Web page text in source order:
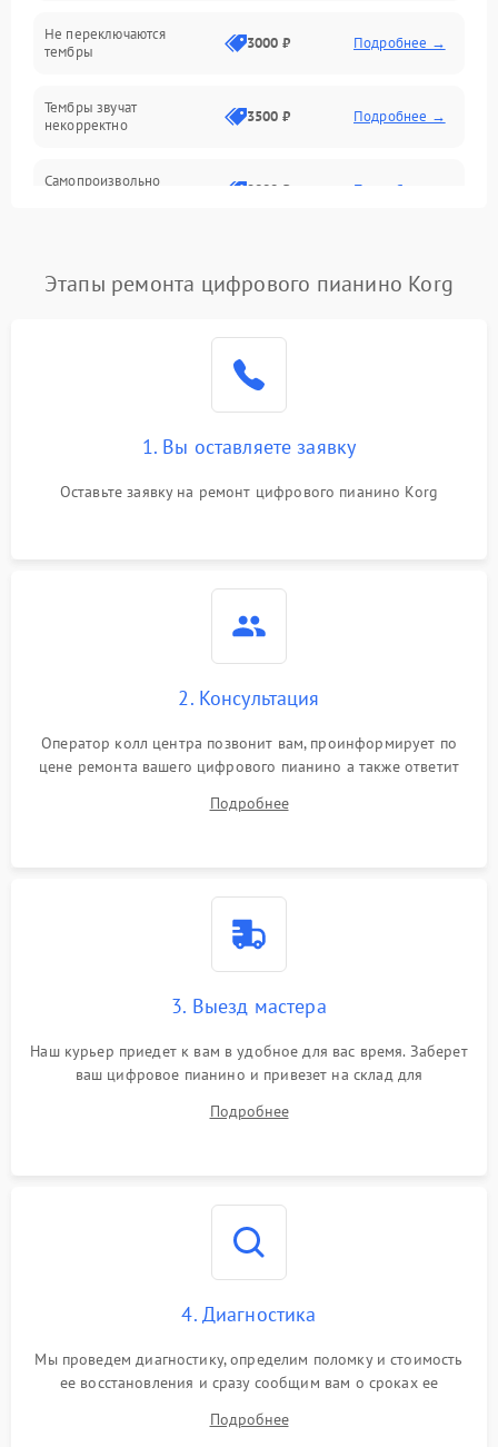
Аудио
Оптика
Не переключаются
тембры
3000 ₽ Подробнее →
Тембры звучат
некорректно
3500 ₽ Подробнее →
Самопроизвольно
2800 ₽ Подробнее →
Этапы ремонта цифрового пианино Korg
1. Вы оставляете заявку
Оставьте заявку на ремонт цифрового пианино Korg
2. Консультация
Оператор колл центра позвонит вам, проинформирует по
цене ремонта вашего цифрового пианино а также ответит
Подробнее
3. Выезд мастера
Наш курьер приедет к вам в удобное для вас время. Заберет
ваш цифровое пианино и привезет на склад для
Подробнее
4. Диагностика
Мы проведем диагностику, определим поломку и стоимость
ее восстановления и сразу сообщим вам о сроках ее
Подробнее